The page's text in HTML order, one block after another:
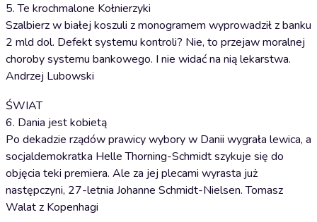
5. Te krochmalone Kołnierzyki
Szalbierz w białej koszuli z monogramem wyprowadził z banku
2 mld dol. Defekt systemu kontroli? Nie, to przejaw moralnej
choroby systemu bankowego. I nie widać na nią lekarstwa.
Andrzej Lubowski
ŚWIAT
6. Dania jest kobietą
Po dekadzie rządów prawicy wybory w Danii wygrała lewica, a
socjaldemokratka Helle Thorning-Schmidt szykuje się do
objęcia teki premiera. Ale za jej plecami wyrasta już
następczyni, 27-letnia Johanne Schmidt-Nielsen. Tomasz
Walat z Kopenhagi